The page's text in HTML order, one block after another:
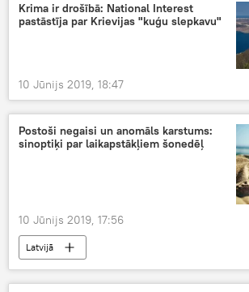
Krima ir drošībā: National Interest
pastāstīja par Krievijas "kuģu slepkavu"
10 Jūnijs 2019, 18:47
Postoši negaisi un anomāls karstums:
sinoptiķi par laikapstākļiem šonedēļ
10 Jūnijs 2019, 17:56
Latvijā